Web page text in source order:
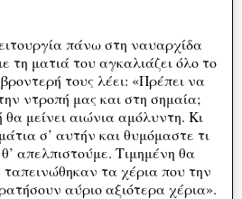
πάνω στη ναυαρχίδα
τη ματιά του αγκαλιάζει όλο το
τους λέει: «Πρέπει να
ντροπή μας και στη σημαία;
μείνει αιώνια αμόλυντη. Κι
σ’ αυτήν και θυμόμαστε τι
απελπιστούμε. Τιμημένη θα
ταπεινώθηκαν τα χέρια που την
αύριο αξιότερα χέρια».